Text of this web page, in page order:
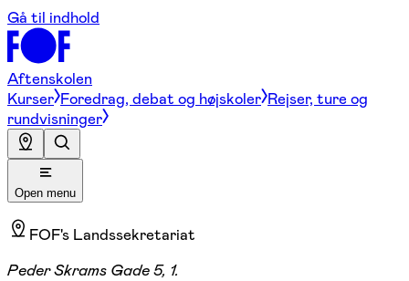
Gå til indhold
Aftenskolen
Kurser Foredrag, debat og højskoler Rejser, ture og
rundvisninger
Open menu
FOF's Landssekretariat
Peder Skrams Gade 5, 1.